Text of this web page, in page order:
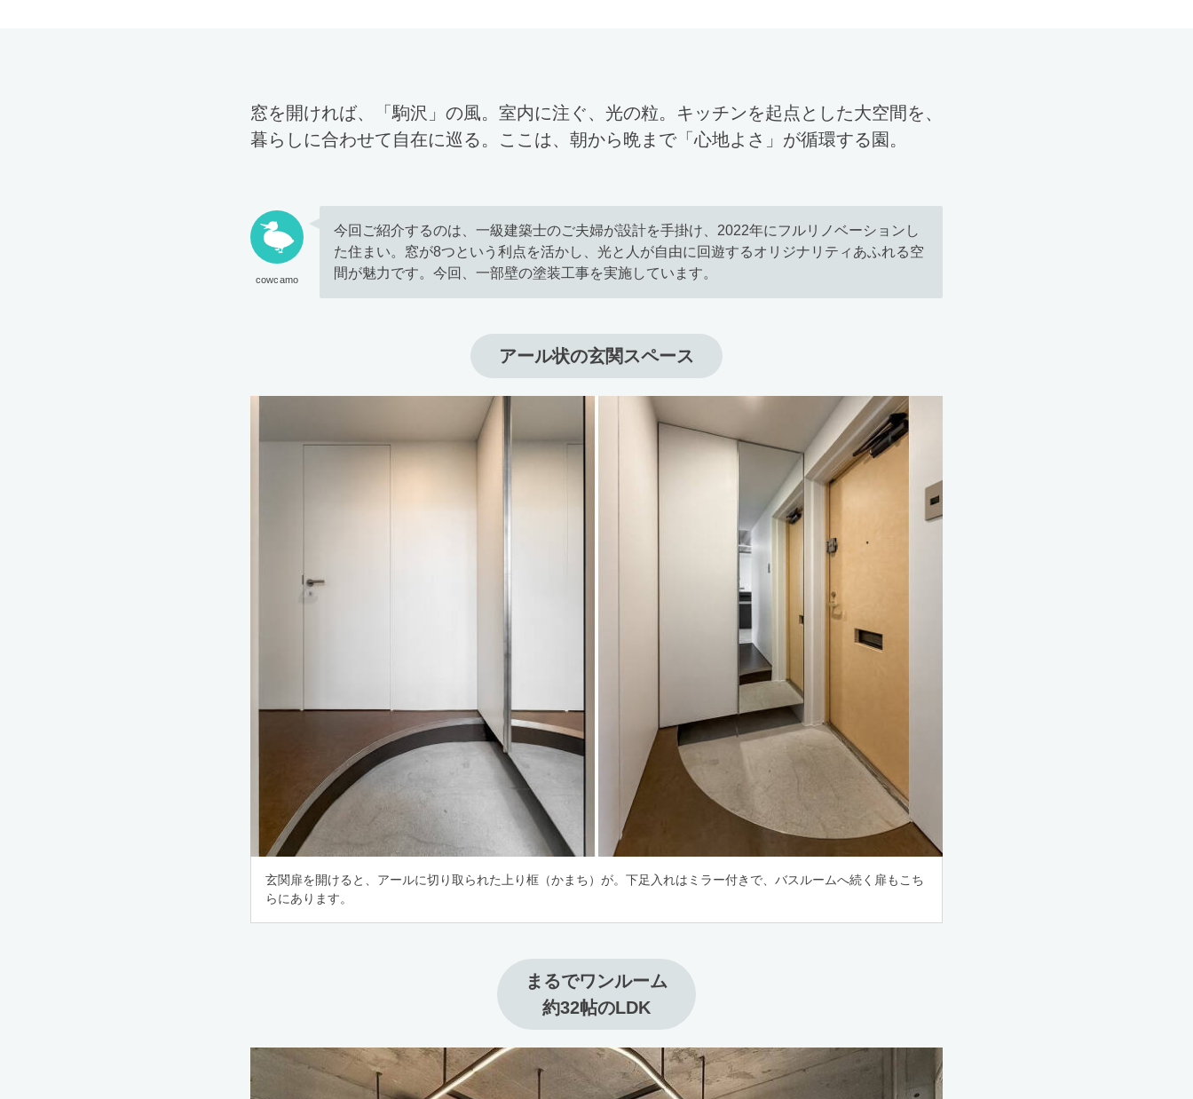
窓を開ければ、「駒沢」の風。室内に注ぐ、光の粒。キッチンを起点とした大空間を、
暮らしに合わせて自在に巡る。ここは、朝から晩まで「心地よさ」が循環する園。
cowcamo
今回ご紹介するのは、一級建築士のご夫婦が設計を手掛け、2022年にフルリノベーションし
た住まい。窓が8つという利点を活かし、光と人が自由に回遊するオリジナリティあふれる空
間が魅力です。今回、一部壁の塗装工事を実施しています。
アール状の玄関スペース
玄関扉を開けると、アールに切り取られた上り框（かまち）が。下足入れはミラー付きで、バスルームへ続く扉もこち
らにあります。
まるでワンルーム
約32帖のLDK